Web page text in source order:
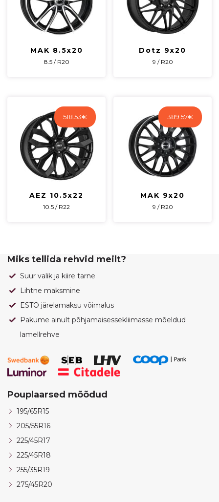
MAK 8.5x20
8.5 / R20
Dotz 9x20
9 / R20
518.53€
AEZ 10.5x22
10.5 / R22
389.57€
MAK 9x20
9 / R20
Miks tellida rehvid meilt?
Suur valik ja kiire tarne
Lihtne maksmine
ESTO järelamaksu võimalus
Pakume ainult põhjamaisessekliimasse mõeldud
lamellrehve
Pouplaarsed mõõdud
195/65R15
205/55R16
225/45R17
225/45R18
255/35R19
275/45R20